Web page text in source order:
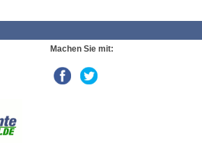
Machen Sie mit: